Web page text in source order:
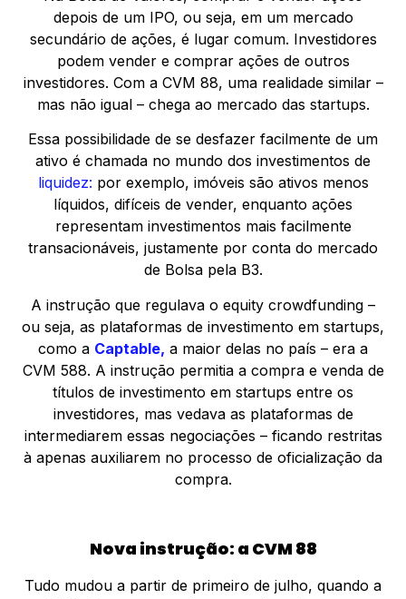
depois de um IPO, ou seja, em um mercado
secundário de ações, é lugar comum. Investidores
podem vender e comprar ações de outros
investidores. Com a CVM 88, uma realidade similar –
mas não igual – chega ao mercado das startups.
Essa possibilidade de se desfazer facilmente de um
ativo é chamada no mundo dos investimentos de
liquidez: por exemplo, imóveis são ativos menos
líquidos, difíceis de vender, enquanto ações
representam investimentos mais facilmente
transacionáveis, justamente por conta do mercado
de Bolsa pela B3.
A instrução que regulava o equity crowdfunding –
ou seja, as plataformas de investimento em startups,
como a Captable, a maior delas no país – era a
CVM 588. A instrução permitia a compra e venda de
títulos de investimento em startups entre os
investidores, mas vedava as plataformas de
intermediarem essas negociações – ficando restritas
à apenas auxiliarem no processo de oficialização da
compra.
Nova instrução: a CVM 88
Tudo mudou a partir de primeiro de julho, quando a